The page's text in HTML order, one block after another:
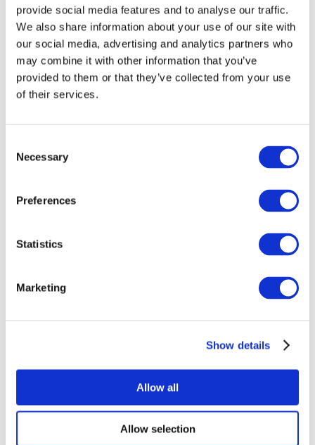
provide social media features and to analyse our traffic.
We also share information about your use of our site with
our social media, advertising and analytics partners who
may combine it with other information that you’ve
provided to them or that they’ve collected from your use
of their services.
Selection
Necessary
Preferences
Statistics
Marketing
Show details
Allow all
Allow selection
Творческий вечер
Наше спецпредложение
Применить